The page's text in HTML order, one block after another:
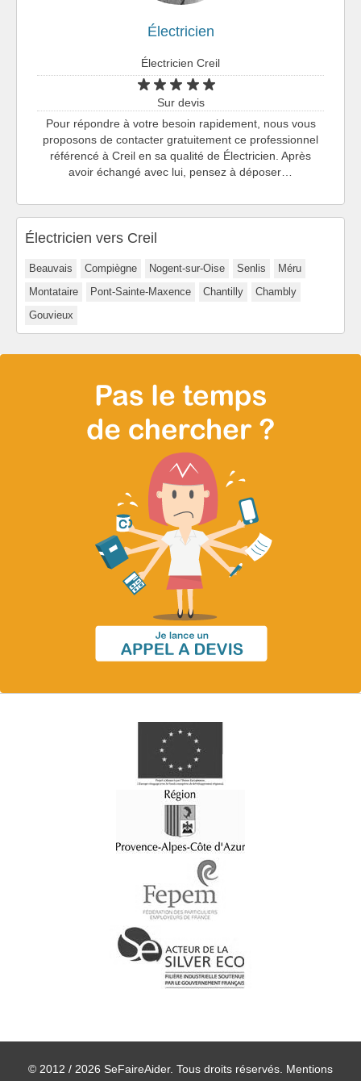
Électricien
Électricien Creil
Sur devis
Pour répondre à votre besoin rapidement, nous vous
proposons de contacter gratuitement ce professionnel
référencé à Creil en sa qualité de Électricien. Après
avoir échangé avec lui, pensez à déposer…
Électricien vers Creil
Beauvais Compiègne Nogent-sur-Oise Senlis
Méru
Montataire
Pont-Sainte-Maxence Chantilly
Chambly
Gouvieux
© 2012 / 2026 SeFaireAider. Tous droits réservés. Mentions